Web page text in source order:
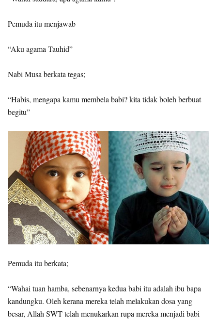
Pemuda itu menjawab
“Aku agama Tauhid”
Nabi Musa berkata tegas;
“Habis, mengapa kamu membela babi? kita tidak boleh berbuat
begitu”
Pemuda itu berkata;
“Wahai tuan hamba, sebenarnya kedua babi itu adalah ibu bapa
kandungku. Oleh kerana mereka telah melakukan dosa yang
besar, Allah SWT telah menukarkan rupa mereka menjadi babi